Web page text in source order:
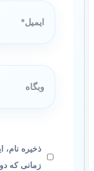
ایمیل*
وبگاه
ذخیره نام،
زمانی که